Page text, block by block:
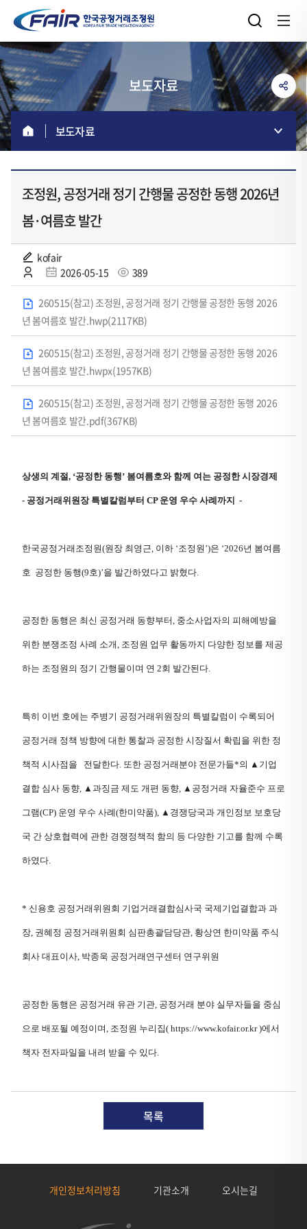
보도자료
보도자료
조정원, 공정거래 정기 간행물 공정한 동행 2026년
봄·여름호 발간
kofair
2026-05-15
389
260515(참고) 조정원, 공정거래 정기 간행물 공정한 동행 2026
년 봄여름호 발간.hwp(2117KB)
260515(참고) 조정원, 공정거래 정기 간행물 공정한 동행 2026
년 봄여름호 발간.hwpx(1957KB)
260515(참고) 조정원, 공정거래 정기 간행물 공정한 동행 2026
년 봄여름호 발간.pdf(367KB)
상생의 계절, ‘공정한 동행’ 봄여름호와 함께 여는 공정한 시장경제
- 공정거래위원장 특별칼럼부터 CP 운영 우수 사례까지 -
한국공정거래조정원(원장 최영근, 이하 ‘조정원’)은 ‘2026년 봄여름
호 공정한 동행(9호)’을 발간하였다고 밝혔다.
공정한 동행은 최신 공정거래 동향부터, 중소사업자의 피해예방을
위한 분쟁조정 사례 소개, 조정원 업무 활동까지 다양한 정보를 제공
하는 조정원의 정기 간행물이며 연 2회 발간된다.
특히 이번 호에는 주병기 공정거래위원장의 특별칼럼이 수록되어
공정거래 정책 방향에 대한 통찰과 공정한 시장질서 확립을 위한 정
책적 시사점을 전달한다. 또한 공정거래분야 전문가들*의 ▲기업
결합 심사 동향, ▲과징금 제도 개편 동향, ▲공정거래 자율준수 프로
그램(CP) 운영 우수 사례(한미약품), ▲경쟁당국과 개인정보 보호당
국 간 상호협력에 관한 경쟁정책적 함의 등 다양한 기고를 함께 수록
하였다.
* 신용호 공정거래위원회 기업거래결합심사국 국제기업결합과 과
장, 권혜정 공정거래위원회 심판총괄담당관, 황상연 한미약품 주식
회사 대표이사, 박종욱 공정거래연구센터 연구위원
공정한 동행은 공정거래 유관 기관, 공정거래 분야 실무자들을 중심
으로 배포될 예정이며, 조정원 누리집( https://www.kofair.or.kr )에서
책자 전자파일을 내려 받을 수 있다.
목록
개인정보처리방침 기관소개 오시는길